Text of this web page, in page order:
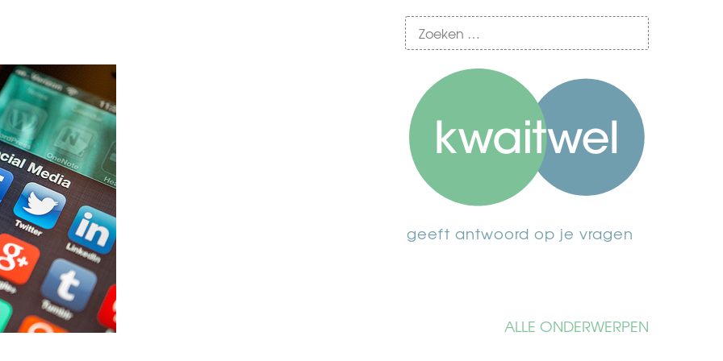
geeft antwoord op je vragen
ALLE ONDERWERPEN